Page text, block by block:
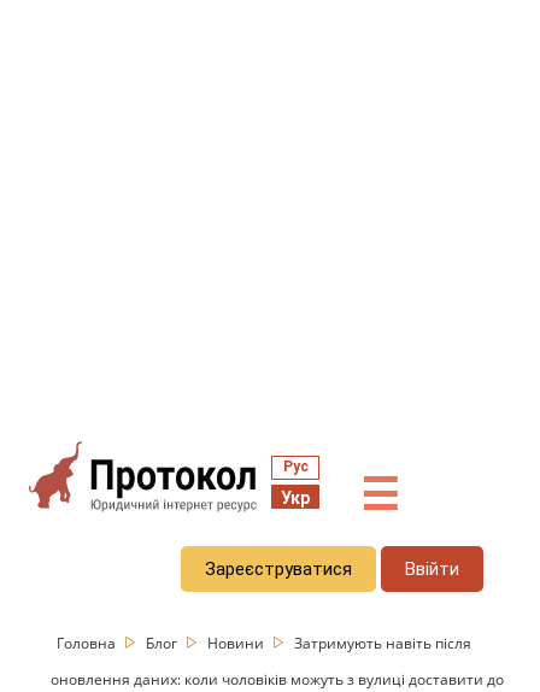
Рус
Укр ☰
Зареєструватися Ввійти
Головна Блог Новини
Затримують навіть після
оновлення даних: коли чоловіків можуть з вулиці доставити до